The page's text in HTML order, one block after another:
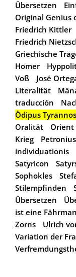
Übersetzen
Original Genius
Friedrich Kittler
Friedrich
Griechische
Homer
Voß
José
Literalität
traducción
Ödipus Tyrannos
Oralität
Orient
Krieg
Petronius
individuationis
Satyricon
Sophokles
Stilempfinden
Übersetzen
ist eine
Zorns
Ulrich
Variation der